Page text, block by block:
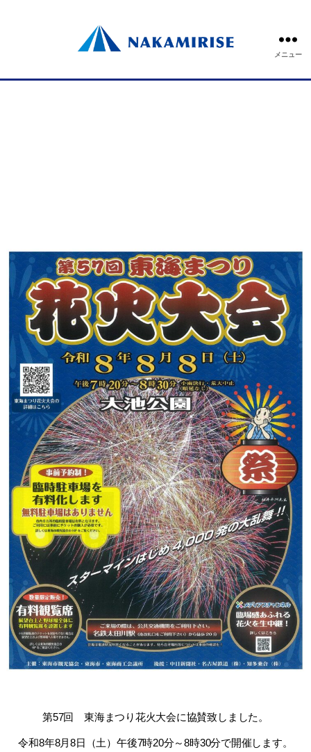
メニュー
ナカミライズホールディング
第57回 東海まつり花火大会に協賛致しました。
令和8年8月8日（土）午後7時20分～8時30分で開催します。